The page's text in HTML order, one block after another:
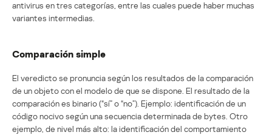
antivirus en tres categorías, entre las cuales puede haber muchas
variantes intermedias.
Comparación simple
El veredicto se pronuncia según los resultados de la comparación
de un objeto con el modelo de que se dispone. El resultado de la
comparación es binario (“sí” o “no”). Ejemplo: identificación de un
código nocivo según una secuencia determinada de bytes. Otro
ejemplo, de nivel más alto: la identificación del comportamiento